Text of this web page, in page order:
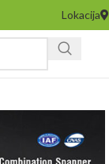
Lokacija